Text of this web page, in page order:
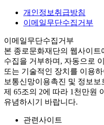
개인정보취급방침
이메일무단수집거부
이메일무단수집거부
본 종로문화재단의 웹사이트
수집을 거부하며, 자동으로
또는 기술적인 장치를 이용
보통신망이용촉진 및 정보보
제 65조의 2에 따라 1천만원
유념하시기 바랍니다.
관련사이트